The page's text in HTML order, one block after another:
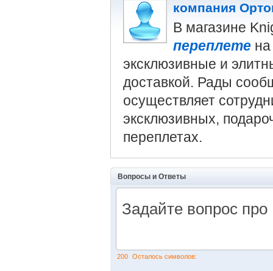
компания
В магазине
переплетена
эксклюзивные и
доставкой. Рады
осуществляет
эксклюзивных,
переплетах.
Вопросы и Ответы
200 Осталось символов: